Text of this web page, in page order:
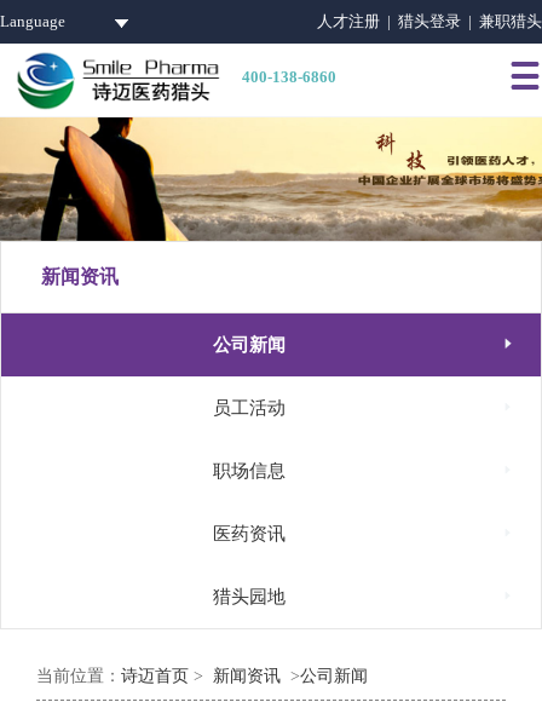
Language 人才注册 | 猎头登录 | 兼职猎头
400-138-6860 
新闻资讯
公司新闻 
员工活动
职场信息
医药资讯
猎头园地
当前位置： 诗迈首页 > 新闻资讯 >公司新闻